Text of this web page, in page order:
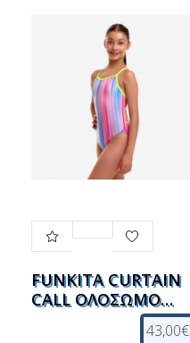
FUNKITA CURTAIN
CALL ΟΛΟΣΩΜΟ
43,00€